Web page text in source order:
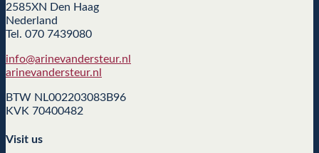
2585XN Den Haag
Nederland
Tel. 070 7439080
info@arinevandersteur.nl
arinevandersteur.nl
BTW NL002203083B96
KVK 70400482
Visit us